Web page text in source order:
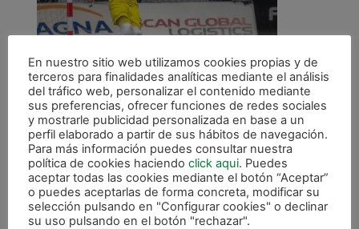
ANTERIOR
Asier Llamas: «Volver a estar en la Selección otra vez es un orgullo»
En nuestro sitio web utilizamos cookies propias y de
terceros para finalidades analíticas mediante el análisis
del tráfico web, personalizar el contenido mediante
sus preferencias, ofrecer funciones de redes sociales
y mostrarle publicidad personalizada en base a un
perfil elaborado a partir de sus hábitos de navegación.
Para más información puedes consultar nuestra
política de cookies haciendo click aqui. Puedes
aceptar todas las cookies mediante el botón “Aceptar”
o puedes aceptarlas de forma concreta, modificar su
selección pulsando en "Configurar cookies" o declinar
su uso pulsando en el botón "rechazar".